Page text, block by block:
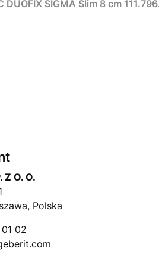
Z O. O.
Polska
02